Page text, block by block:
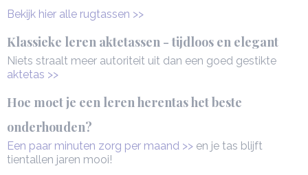
Bekijk hier alle rugtassen >>
Klassieke leren aktetassen - tijdloos en elegant
Niets straalt meer autoriteit uit dan een goed gestikte
aktetas >>
Hoe moet je een leren herentas het beste
onderhouden?
Een paar minuten zorg per maand >> en je tas blijft
tientallen jaren mooi!